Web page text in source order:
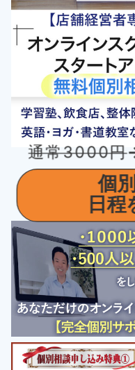
通常3000円
個
日